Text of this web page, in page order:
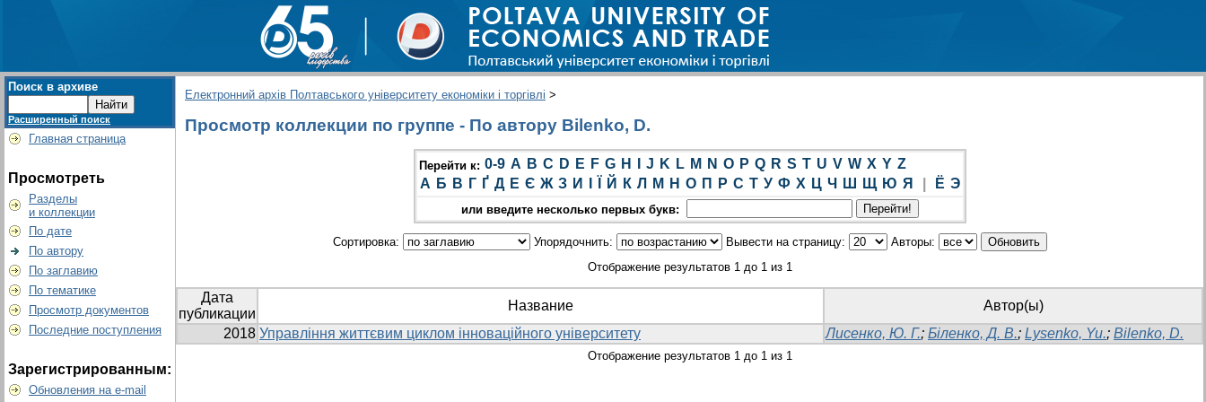
Поиск в архиве
Расширенный поиск
Главная страница
Просмотреть
Разделы
и коллекции
По дате
По автору
По заглавию
По тематике
Просмотр документов
Последние поступления
Зарегистрированным:
Обновления на e-mail
Електронний архів Полтавського університету економіки і торгівлі >
Просмотр коллекции по группе - По автору Bilenko, D.
Перейти к: 0-9 A B C D E F G H J K L M N O P Q R S T U V W X Y Z
А Б В Г Ґ Д Е Є Ж З И Й К Л М Н О П Р С Т У Ф Х Ц Ч Ш Щ Ю Я Ё Э
или введите несколько первых букв:
Сортировка: Упорядочнить: Вывести на страницу:
Авторы:
Отображение результатов 1 до 1 из 1
Дата
публикации
Название
Автор(ы)
2018 Управління життєвим циклом інноваційного університету Лисенко, Ю. Г.; Біленко, Д. В.; Lysenko, Yu.; Bilenko, D.
Отображение результатов 1 до 1 из 1